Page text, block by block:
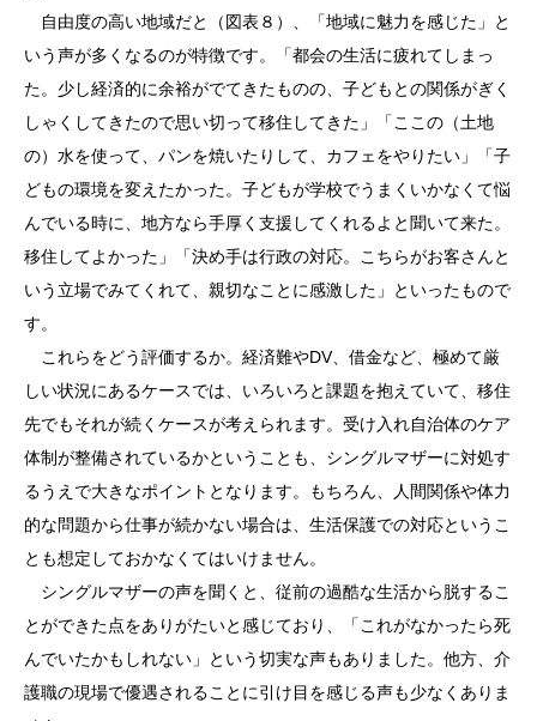
自由度の高い地域だと（図表８）、「地域に魅力を感じた」と
いう声が多くなるのが特徴です。「都会の生活に疲れてしまっ
た。少し経済的に余裕がでてきたものの、子どもとの関係がぎく
しゃくしてきたので思い切って移住してきた」「ここの（土地
の）水を使って、パンを焼いたりして、カフェをやりたい」「子
どもの環境を変えたかった。子どもが学校でうまくいかなくて悩
んでいる時に、地方なら手厚く支援してくれるよと聞いて来た。
移住してよかった」「決め手は行政の対応。こちらがお客さんと
いう立場でみてくれて、親切なことに感激した」といったもので
す。
これらをどう評価するか。経済難やDV、借金など、極めて厳
しい状況にあるケースでは、いろいろと課題を抱えていて、移住
先でもそれが続くケースが考えられます。受け入れ自治体のケア
体制が整備されているかということも、シングルマザーに対処す
るうえで大きなポイントとなります。もちろん、人間関係や体力
的な問題から仕事が続かない場合は、生活保護での対応というこ
とも想定しておかなくてはいけません。
シングルマザーの声を聞くと、従前の過酷な生活から脱するこ
とができた点をありがたいと感じており、「これがなかったら死
んでいたかもしれない」という切実な声もありました。他方、介
護職の現場で優遇されることに引け目を感じる声も少なくありま